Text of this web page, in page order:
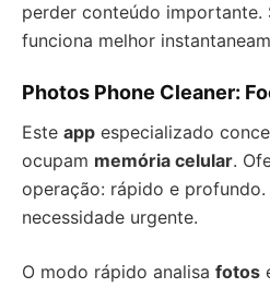
perder conteúdo importante.
funciona melhor
Photos Phone Cleaner:
Este app especializado
ocupam memória celular.
operação: rápido e
necessidade urgente.
O modo rápido analisa fotos